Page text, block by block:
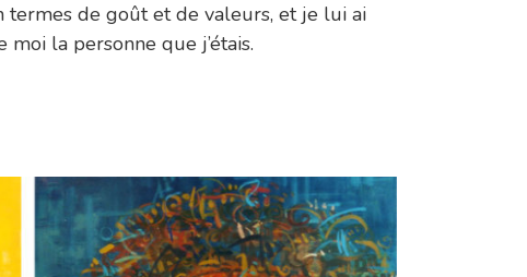
termes de goût et de valeurs, et je lui ai
la personne que j’étais.